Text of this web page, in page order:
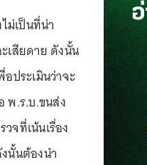
ม่เป็นที่น่า
เสียดาย ดังนั้น
ประเมินว่าจะ
พ.ร.บ.ขนส่ง
จที่เน้นเรื่อง
นั้นต้องนำ